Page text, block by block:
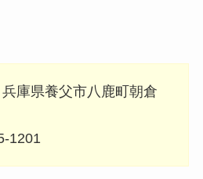
庫県養父市八鹿町朝倉
1201